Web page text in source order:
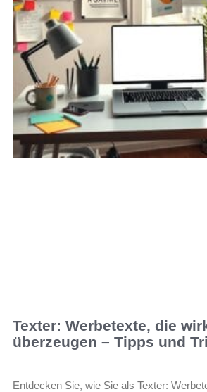
Texter: Werbetexte, die
überzeugen – Tipps und
Entdecken Sie, wie Sie als Texter: